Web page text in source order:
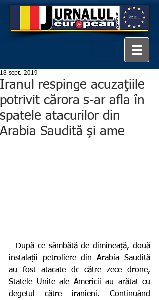
Iranul respinge acuzaţiile
potrivit cărora s-ar afla în
spatele atacurilor din
Arabia Saudită și ame
18 sept. 2019
instalații petroliere din Arabia Saudită
au fost atacate de către zece drone,
Statele Unite ale Americii au arătat cu
degetul către iranieni. Continuând